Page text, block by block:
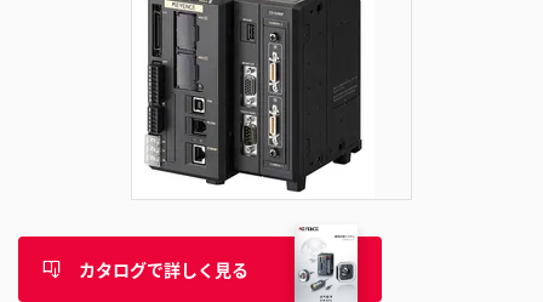
カタログで詳しく見る